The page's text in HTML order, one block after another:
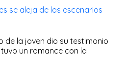
se aleja de los escenarios
de la joven dio su testimonio
un romance con la